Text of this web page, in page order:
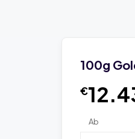
100g
€
Ab